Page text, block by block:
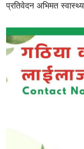
प्रतिवेदन अभिमत